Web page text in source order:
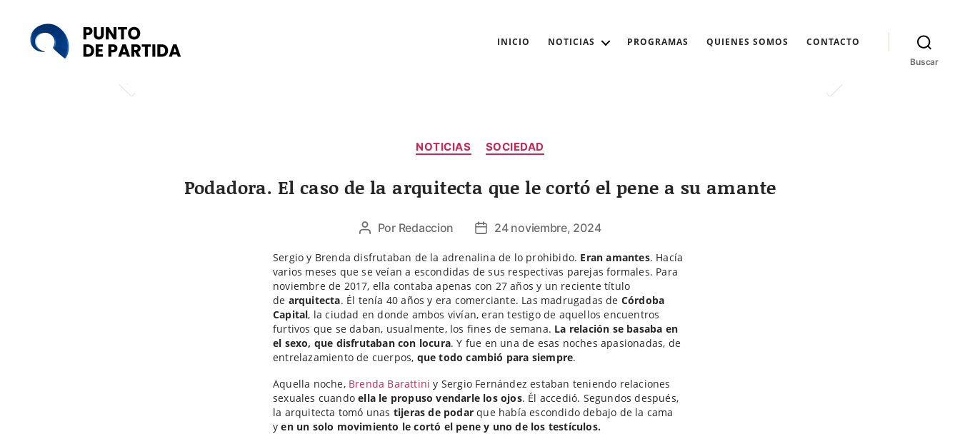
INICIO NOTICIAS PROGRAMAS QUIENES SOMOS CONTACTO
Buscar
NOTICIAS SOCIEDAD
Podadora. El caso de la arquitecta que le cortó el pene a su amante
Autor
la
entrada
Por Redaccion
Fecha
la
entrada
24 noviembre, 2024
Sergio y Brenda disfrutaban de la adrenalina de lo prohibido. Eran amantes. Hacía
varios meses que se veían a escondidas de sus respectivas parejas formales. Para
noviembre de 2017, ella contaba apenas con 27 años y un reciente título
de arquitecta. Él tenía 40 años y era comerciante. Las madrugadas de Córdoba
Capital, la ciudad en donde ambos vivían, eran testigo de aquellos encuentros
furtivos que se daban, usualmente, los fines de semana. La relación se basaba en
el sexo, que disfrutaban con locura. Y fue en una de esas noches apasionadas, de
entrelazamiento de cuerpos, que todo cambió para siempre.
Aquella noche, Brenda Barattiniy Sergio Fernández estaban teniendo relaciones
sexuales cuandoella le propuso vendarle los ojos. Él accedió. Segundos después,
la arquitecta tomó unas tijeras de podar que había escondido debajo de la cama
yen un solo movimiento le cortó el pene y uno de los testículos.